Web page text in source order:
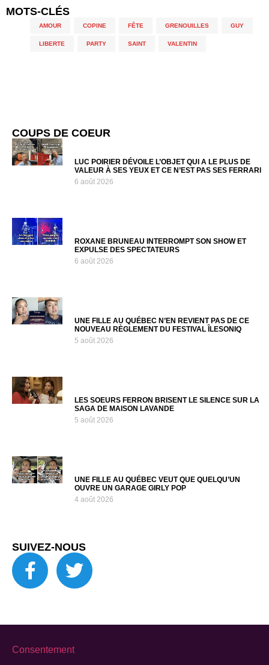
MOTS-CLÉS
AMOUR COPINE FÊTE GRENOUILLES GUY
LIBERTE PARTY SAINT VALENTIN
COUPS DE COEUR
LUC POIRIER DÉVOILE L’OBJET QUI A LE PLUS DE
VALEUR À SES YEUX ET CE N’EST PAS SES FERRARI
6 août 2026
ROXANE BRUNEAU INTERROMPT SON SHOW ET
EXPULSE DES SPECTATEURS
6 août 2026
UNE FILLE AU QUÉBEC N’EN REVIENT PAS DE CE
NOUVEAU RÈGLEMENT DU FESTIVAL ÎLESONIQ
5 août 2026
LES SOEURS FERRON BRISENT LE SILENCE SUR LA
SAGA DE MAISON LAVANDE
5 août 2026
UNE FILLE AU QUÉBEC VEUT QUE QUELQU’UN
OUVRE UN GARAGE GIRLY POP
4 août 2026
SUIVEZ-NOUS
Consentement